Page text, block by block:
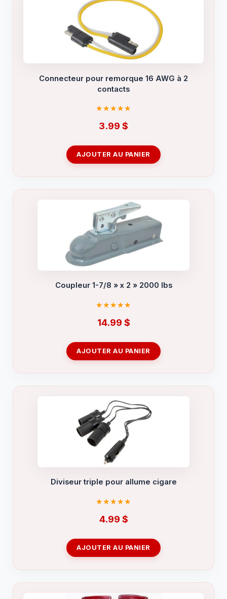
Connecteur pour remorque 16 AWG à 2
contacts
3.99 $
AJOUTER AU PANIER
Coupleur 1-7/8 » x 2 » 2000 lbs
14.99 $
AJOUTER AU PANIER
Diviseur triple pour allume cigare
4.99 $
AJOUTER AU PANIER